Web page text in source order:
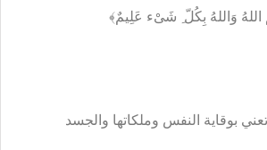
اللهُ وَاللهُ بِكُلّ شَىْء عَلِيمٌ﴾
بوقاية النفس وملكاتها والجسد